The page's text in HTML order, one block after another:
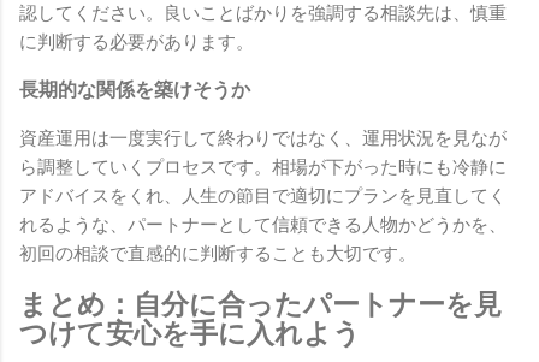
認してください。良いことばかりを強調する相談先は、慎重
に判断する必要があります。
長期的な関係を築けそうか
資産運用は一度実行して終わりではなく、運用状況を見なが
ら調整していくプロセスです。相場が下がった時にも冷静に
アドバイスをくれ、人生の節目で適切にプランを見直してく
れるような、パートナーとして信頼できる人物かどうかを、
初回の相談で直感的に判断することも大切です。
まとめ：自分に合ったパートナーを見
つけて安心を手に入れよう